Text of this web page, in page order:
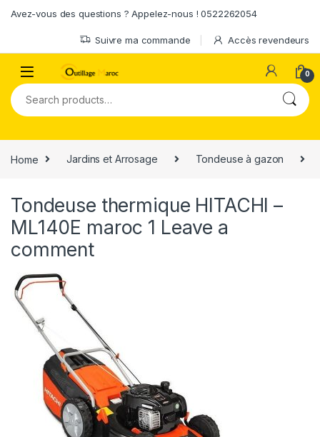
Avez-vous des questions ? Appelez-nous ! 0522262054
Suivre ma commande Accès revendeurs
0
Search for:
Home Jardins et Arrosage Tondeuse à gazon
Tondeuse thermique HITACHI –
ML140E maroc 1 Leave a
comment